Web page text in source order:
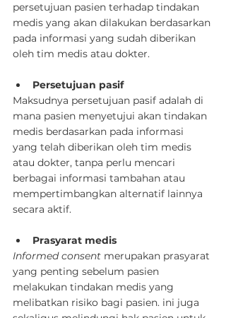
persetujuan pasien terhadap tindakan
medis yang akan dilakukan berdasarkan
pada informasi yang sudah diberikan
oleh tim medis atau dokter.
Persetujuan pasif
Maksudnya persetujuan pasif adalah di
mana pasien menyetujui akan tindakan
medis berdasarkan pada informasi
yang telah diberikan oleh tim medis
atau dokter, tanpa perlu mencari
berbagai informasi tambahan atau
mempertimbangkan alternatif lainnya
secara aktif.
Prasyarat medis
Informed consent merupakan prasyarat
yang penting sebelum pasien
melakukan tindakan medis yang
melibatkan risiko bagi pasien. ini juga